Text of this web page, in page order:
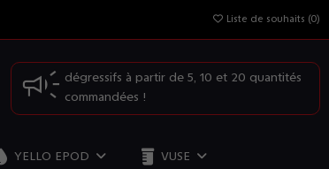
Liste de souhaits (0)
dégressifs à partir de 5, 10 et 20 quantités
commandées !
YELLO EPOD VUSE